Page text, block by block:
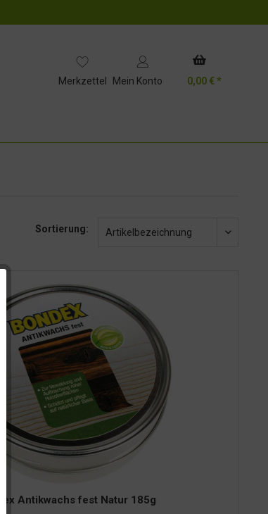
Merkzettel Mein Konto 0,00 € *
Sortierung:
Antikwachs fest Natur 185g